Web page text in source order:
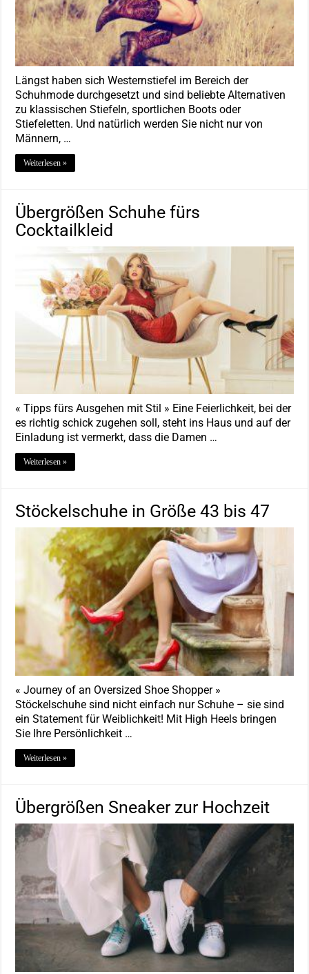
Längst haben sich Westernstiefel im Bereich der
Schuhmode durchgesetzt und sind beliebte Alternativen
zu klassischen Stiefeln, sportlichen Boots oder
Stiefeletten. Und natürlich werden Sie nicht nur von
Männern, …
Weiterlesen »
Übergrößen Schuhe fürs
Cocktailkleid
« Tipps fürs Ausgehen mit Stil » Eine Feierlichkeit, bei der
es richtig schick zugehen soll, steht ins Haus und auf der
Einladung ist vermerkt, dass die Damen …
Weiterlesen »
Stöckelschuhe in Größe 43 bis 47
« Journey of an Oversized Shoe Shopper »
Stöckelschuhe sind nicht einfach nur Schuhe – sie sind
ein Statement für Weiblichkeit! Mit High Heels bringen
Sie Ihre Persönlichkeit …
Weiterlesen »
Übergrößen Sneaker zur Hochzeit